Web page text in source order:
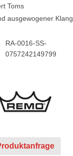
Toms
ausgewogener Klang
RA-0016-SS-
0757242149799